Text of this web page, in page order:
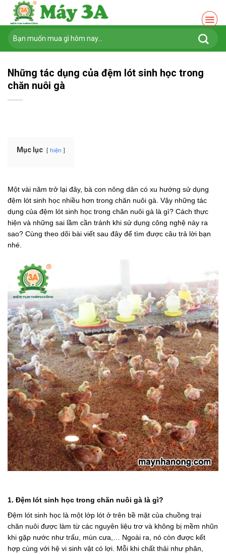
Chuyển
nội
dung
Tìm
kiếm:
Những tác dụng của đệm lót sinh học trong
chăn nuôi gà
Mục lục hiện
Một vài năm trở lại đây, bà con nông dân có xu hướng sử dụng
đệm lót sinh học nhiều hơn trong chăn nuôi gà. Vậy những tác
dụng của đệm lót sinh học trong chăn nuôi gà là gì? Cách thực
hiện và những sai lầm cần tránh khi sử dụng công nghệ này ra
sao? Cùng theo dõi bài viết sau đây để tìm được câu trả lời bạn
nhé.
1. Đệm lót sinh học trong chăn nuôi gà là gì?
Đệm lót sinh học là một lớp lót ở trên bề mặt của chuồng trại
chăn nuôi được làm từ các nguyên liệu trơ và không bị mềm nhũn
khi gặp nước như trấu, mùn cưa,… Ngoài ra, nó còn được kết
hợp cùng với hệ vi sinh vật có lợi. Mỗi khi chất thải như phân,